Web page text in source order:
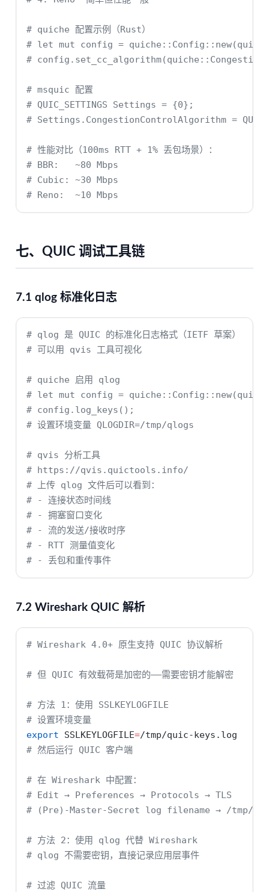
# quiche 配置示例（Rust）
# let mut config =
#
# msquic 配置
# QUIC_SETTINGS Settings = {0};
# Settings.CongestionControlAlgorithm =
# 性能对比（100ms RTT + 1% 丢包场景）：
# BBR:   ~80 Mbps
# Cubic: ~30 Mbps
# Reno:  ~10 Mbps
七、QUIC 调试工具链
7.1 qlog 标准化日志
# qlog 是 QUIC 的标准化日志格式（IETF 草案）
# 可以用 qvis 工具可视化
# quiche 启用 qlog
# let mut config =
# config.log_keys();
# 设置环境变量 QLOGDIR=/tmp/qlogs
# qvis 分析工具
# https://qvis.quictools.info/
# 上传 qlog 文件后可以看到：
# - 连接状态时间线
# - 拥塞窗口变化
# - 流的发送/接收时序
# - RTT 测量值变化
# - 丢包和重传事件
7.2 Wireshark QUIC 解析
# Wireshark 4.0+ 原生支持 QUIC 协议解析
# 但 QUIC 有效载荷是加密的——需要密钥才能解密
# 方法 1：使用 SSLKEYLOGFILE
# 设置环境变量
export
SSLKEYLOGFILE=/tmp/quic-keys.log
# 然后运行 QUIC 客户端
# 在 Wireshark 中配置：
# Edit → Preferences → Protocols → TLS
# (Pre)-Master-Secret log filename → /tmp/
# 方法 2：使用 qlog 代替 Wireshark
# qlog 不需要密钥，直接记录应用层事件
# 过滤 QUIC 流量